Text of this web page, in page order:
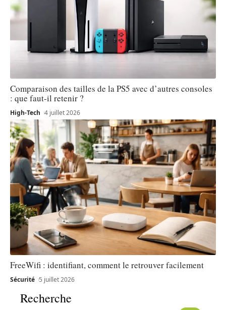
Comparaison des tailles de la PS5 avec d’autres consoles
: que faut-il retenir ?
High-Tech 4 juillet 2026
FreeWifi : identifiant, comment le retrouver facilement
Sécurité 5 juillet 2026
Recherche